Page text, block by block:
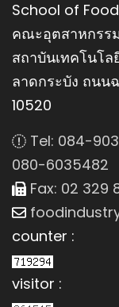
School of
คณะอุตสาหกรร
สถาบันเทคโนโ
ลาดกระบัง ถนน
10520
Tel: 084-
080-6035482
Fax: 02 329
counter :
visitor :